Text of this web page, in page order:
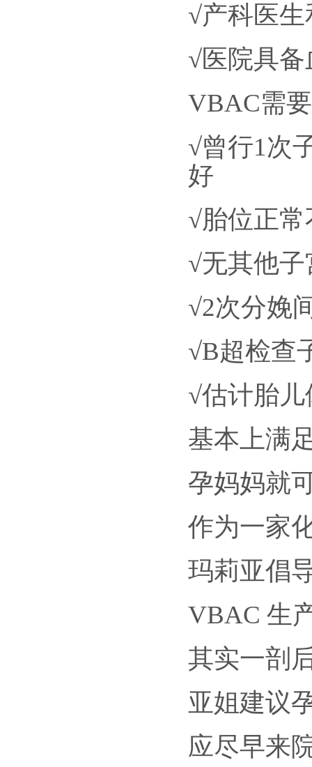
√产科医
√医院具
VBAC需
√曾行1次
好
√胎位正
√无其他
√2次分娩
√B超检查
√估计胎
基本上满
孕妈妈就
作为一家
玛莉亚倡
VBAC 生
其实一剖
亚姐建议
应尽早来